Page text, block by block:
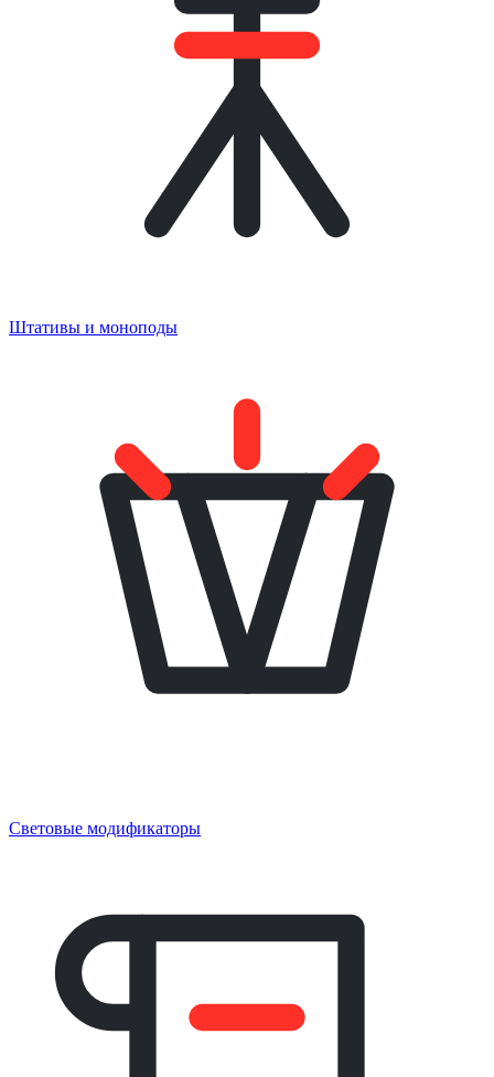
Штативы и моноподы
Световые модификаторы